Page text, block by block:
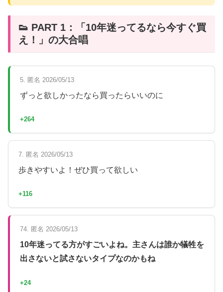
👟 PART 1：「10年迷ってるなら今すぐ買
え！」の大合唱
5. 匿名 2026/05/13
ずっと欲しかったなら買ったらいいのに
+264
7. 匿名 2026/05/13
歩きやすいよ！ぜひ買って欲しい
+116
74. 匿名 2026/05/13
10年迷ってる方がすごいよね。主さんは誰か犠牲を
出さないと試さないタイプなのかもね
+24